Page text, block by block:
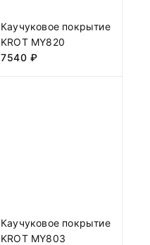
Каучуковое покрытие
KROT MY820
7540 ₽
Каучуковое покрытие
KROT MY803